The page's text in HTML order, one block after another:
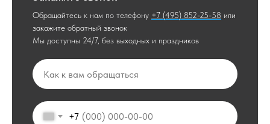
Обращайтесь к нам по телефону +7 (495) 852-25-58 или
закажите обратный звонок
Мы доступны 24/7, без выходных и праздников
+7